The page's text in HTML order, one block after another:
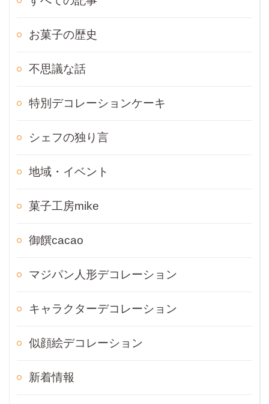
お菓子の歴史
不思議な話
特別デコレーションケーキ
シェフの独り言
地域・イベント
菓子工房mike
御饌cacao
マジパン人形デコレーション
キャラクターデコレーション
似顔絵デコレーション
新着情報